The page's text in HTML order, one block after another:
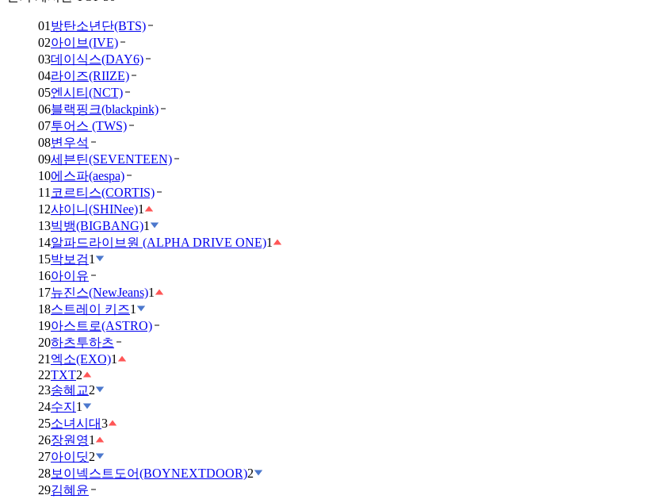
01 방탄소년단(BTS)
02아이브(IVE)
03데이식스(DAY6)
04라이즈(RIIZE)
05엔시티(NCT)
06블랙핑크(blackpink)
07투어스 (TWS)
08변우석
09세븐틴(SEVENTEEN)
10에스파(aespa)
11 코르티스(CORTIS)
12샤이니(SHINee)1
13빅뱅(BIGBANG)1
14알파드라이브원 (ALPHA DRIVE ONE)1
15박보검1
16아이유
17뉴진스(NewJeans)1
18스트레이 키즈1
19아스트로(ASTRO)
20하츠투하츠
21 엑소(EXO)1
22TXT2
23송혜교2
24수지 1
25소녀시대3
26장원영1
27아이딧2
28보이넥스트도어(BOYNEXTDOOR)2
29김혜윤